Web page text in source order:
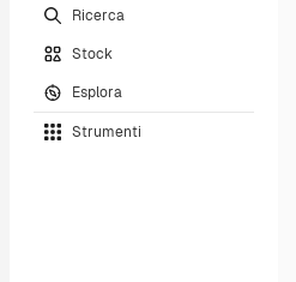
Ricerca
Stock
Esplora
Strumenti